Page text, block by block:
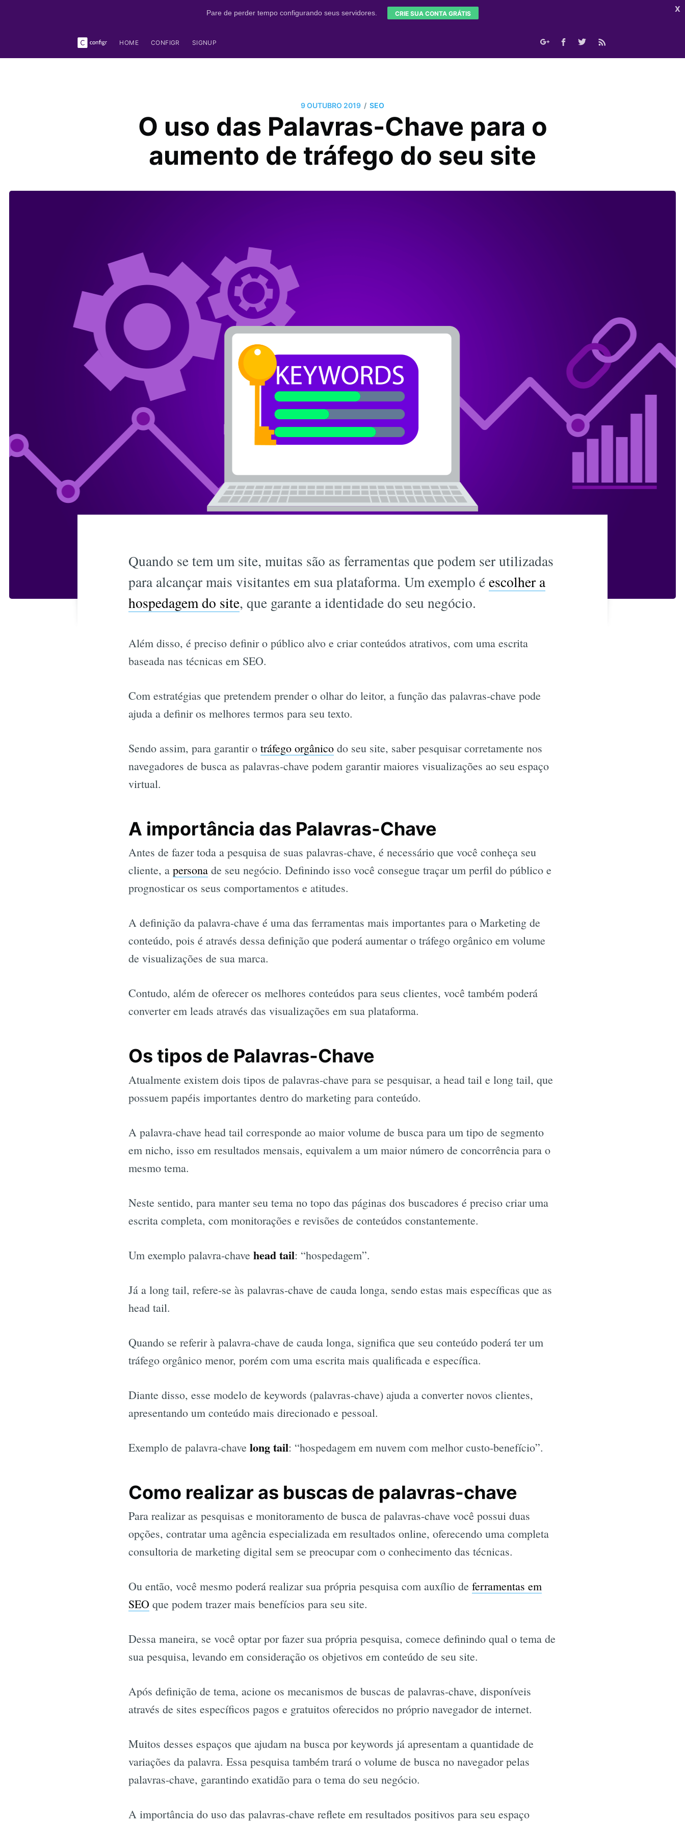
Pare de perder tempo configurando seus servidores. CRIE SUA CONTA GRÁTIS X
HOME CONFIGR SIGNUP
9 OUTUBRO 2019 / SEO
O uso das Palavras-Chave para o
aumento de tráfego do seu site
Quando se tem um site, muitas são as ferramentas que podem ser utilizadas
para alcançar mais visitantes em sua plataforma. Um exemplo éescolher a
hospedagem do site, que garante a identidade do seu negócio.
Além disso, é preciso definir o público alvo e criar conteúdos atrativos, com uma escrita
baseada nas técnicas em SEO.
Com estratégias que pretendem prender o olhar do leitor, a função das palavras-chave pode
ajuda a definir os melhores termos para seu texto.
Sendo assim, para garantir o tráfego orgânico do seu site, saber pesquisar corretamente nos
navegadores de busca as palavras-chave podem garantir maiores visualizações ao seu espaço
virtual.
A importância das Palavras-Chave
Antes de fazer toda a pesquisa de suas palavras-chave, é necessário que você conheça seu
cliente, a persona de seu negócio. Definindo isso você consegue traçar um perfil do público e
prognosticar os seus comportamentos e atitudes.
A definição da palavra-chave é uma das ferramentas mais importantes para o Marketing de
conteúdo, pois é através dessa definição que poderá aumentar o tráfego orgânico em volume
de visualizações de sua marca.
Contudo, além de oferecer os melhores conteúdos para seus clientes, você também poderá
converter em leads através das visualizações em sua plataforma.
Os tipos de Palavras-Chave
Atualmente existem dois tipos de palavras-chave para se pesquisar, a head tail e long tail, que
possuem papéis importantes dentro do marketing para conteúdo.
A palavra-chave head tail corresponde ao maior volume de busca para um tipo de segmento
em nicho, isso em resultados mensais, equivalem a um maior número de concorrência para o
mesmo tema.
Neste sentido, para manter seu tema no topo das páginas dos buscadores é preciso criar uma
escrita completa, com monitorações e revisões de conteúdos constantemente.
Um exemplo palavra-chave head tail: “hospedagem”.
Já a long tail, refere-se às palavras-chave de cauda longa, sendo estas mais específicas que as
head tail.
Quando se referir à palavra-chave de cauda longa, significa que seu conteúdo poderá ter um
tráfego orgânico menor, porém com uma escrita mais qualificada e específica.
Diante disso, esse modelo de keywords (palavras-chave) ajuda a converter novos clientes,
apresentando um conteúdo mais direcionado e pessoal.
Exemplo de palavra-chave long tail: “hospedagem em nuvem com melhor custo-benefício”.
Como realizar as buscas de palavras-chave
Para realizar as pesquisas e monitoramento de busca de palavras-chave você possui duas
opções, contratar uma agência especializada em resultados online, oferecendo uma completa
consultoria de marketing digital sem se preocupar com o conhecimento das técnicas.
Ou então, você mesmo poderá realizar sua própria pesquisa com auxílio de ferramentas em
SEO que podem trazer mais benefícios para seu site.
Dessa maneira, se você optar por fazer sua própria pesquisa, comece definindo qual o tema de
sua pesquisa, levando em consideração os objetivos em conteúdo de seu site.
Após definição de tema, acione os mecanismos de buscas de palavras-chave, disponíveis
através de sites específicos pagos e gratuitos oferecidos no próprio navegador de internet.
Muitos desses espaços que ajudam na busca por keywords já apresentam a quantidade de
variações da palavra. Essa pesquisa também trará o volume de busca no navegador pelas
palavras-chave, garantindo exatidão para o tema do seu negócio.
A importância do uso das palavras-chave reflete em resultados positivos para seu espaço